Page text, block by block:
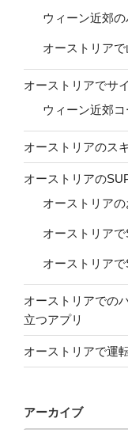
ウィーン近郊
オーストリア
オーストリアでサ
ウィーン近郊コ
オーストリアのス
オーストリアの
オーストリアの
オーストリア
オーストリア
オーストリアでの
立つアプリ
オーストリアで運
アーカイブ